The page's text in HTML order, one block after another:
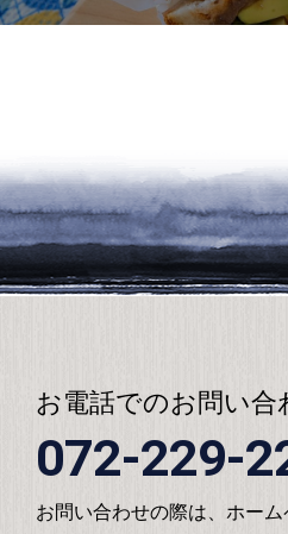
お電話でのお問い合
072-229-
お問い合わせの際は、ホーム